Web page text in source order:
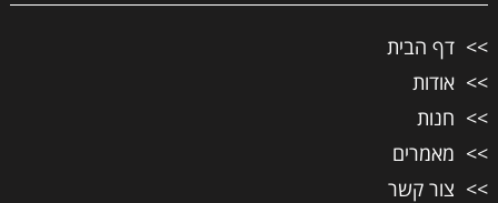
דף הבית
אודות
חנות
מאמרים
צור קשר